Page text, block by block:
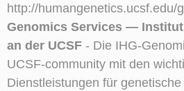
http://humangenetics.ucsf.edu/
Genomics Services —
an der UCSF - Die IHG-
UCSF-community mit den
Dienstleistungen für